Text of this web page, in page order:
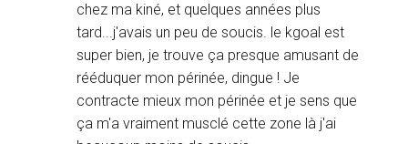
chez ma kiné, et quelques années plus
tard...j'avais un peu de soucis. le kgoal est
super bien, je trouve ça presque amusant de
rééduquer mon périnée, dingue ! Je
contracte mieux mon périnée et je sens que
ça m'a vraiment musclé cette zone là j'ai